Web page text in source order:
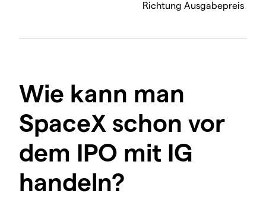
Richtung Ausgabepreis
Wie kann man
SpaceX schon vor
dem IPO mit IG
handeln?